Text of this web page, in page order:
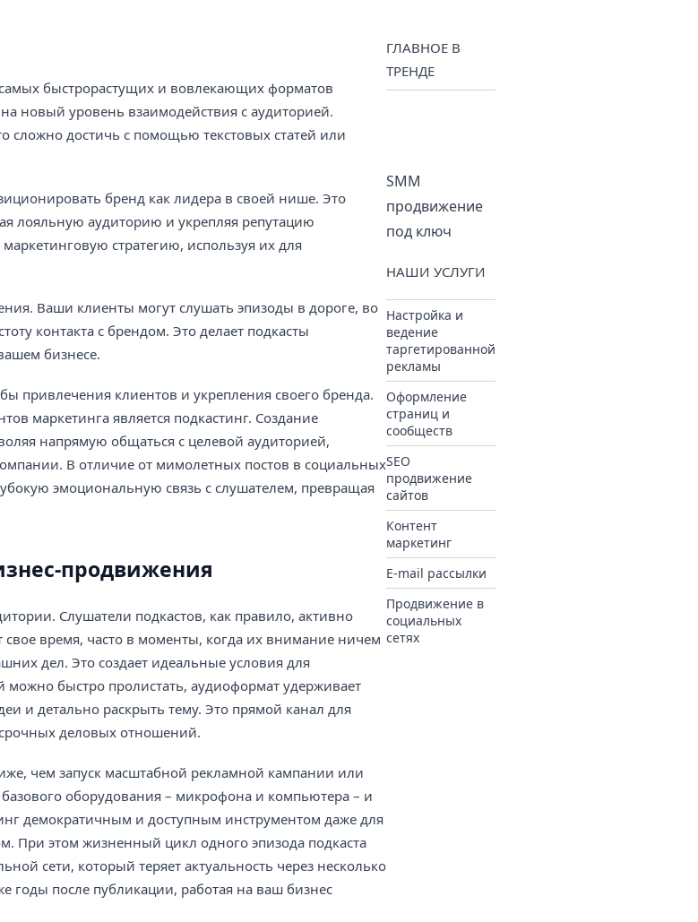
быстрорастущих и вовлекающих форматов
новый уровень взаимодействия с аудиторией.
сложно достичь с помощью текстовых статей или
бренд как лидера в своей нише. Это
лояльную аудиторию и укрепляя репутацию
стратегию, используя их для
Ваши клиенты могут слушать эпизоды в дороге, во
контакта с брендом. Это делает подкасты
бизнесе.
привлечения клиентов и укрепления своего бренда.
маркетинга является подкастинг. Создание
напрямую общаться с целевой аудиторией,
В отличие от мимолетных постов в социальных
эмоциональную связь с слушателем, превращая
продвижения
Слушатели подкастов, как правило, активно
время, часто в моменты, когда их внимание ничем
дел. Это создает идеальные условия для
быстро пролистать, аудиоформат удерживает
и детально раскрыть тему. Это прямой канал для
деловых отношений.
чем запуск масштабной рекламной кампании или
оборудования – микрофона и компьютера – и
демократичным и доступным инструментом даже для
При этом жизненный цикл одного эпизода подкаста
сети, который теряет актуальность через несколько
годы после публикации, работая на ваш бизнес
ГЛАВНОЕ В
ТРЕНДЕ
SMM
продвижение
под ключ
НАШИ УСЛУГИ
Настройка и
ведение
таргетированной
рекламы
Оформление
страниц и
сообществ
SEO
продвижение
сайтов
Контент
маркетинг
E-mail рассылки
Продвижение в
социальных
сетях